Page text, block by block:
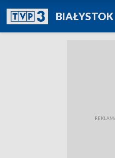
BIAŁYSTOK
TVP